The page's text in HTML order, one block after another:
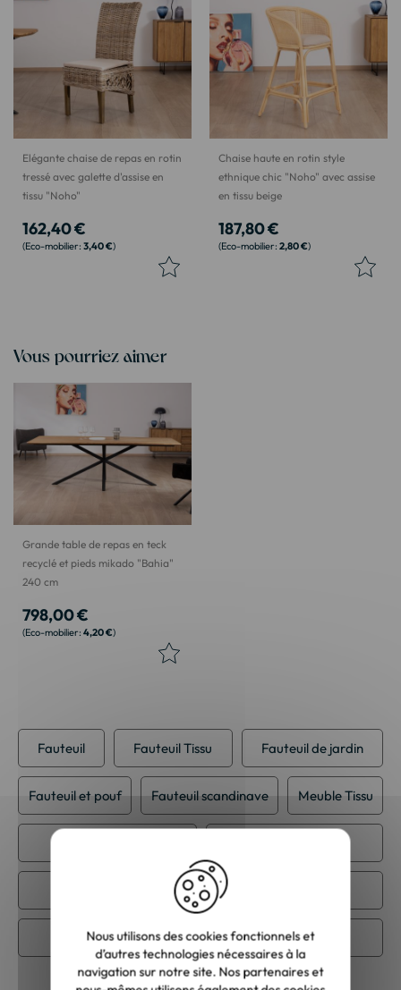
Elégante chaise de repas en rotin
tressé avec galette d'assise en
tissu "Noho"
162,40 €
3,40 €
Chaise haute en rotin style
ethnique chic "Noho" avec assise
en tissu beige
187,80 €
2,80 €
Vous pourriez aimer
Grande table de repas en teck
recyclé et pieds mikado "Bahia"
240 cm
798,00 €
4,20 €
Fauteuil Fauteuil Tissu Fauteuil de jardin
Fauteuil et pouf Fauteuil scandinave Meuble Tissu
Meuble scandinave Éco-packing
Nous utilisons des cookies fonctionnels et
d’autres technologies nécessaires à la
navigation sur notre site. Nos partenaires et